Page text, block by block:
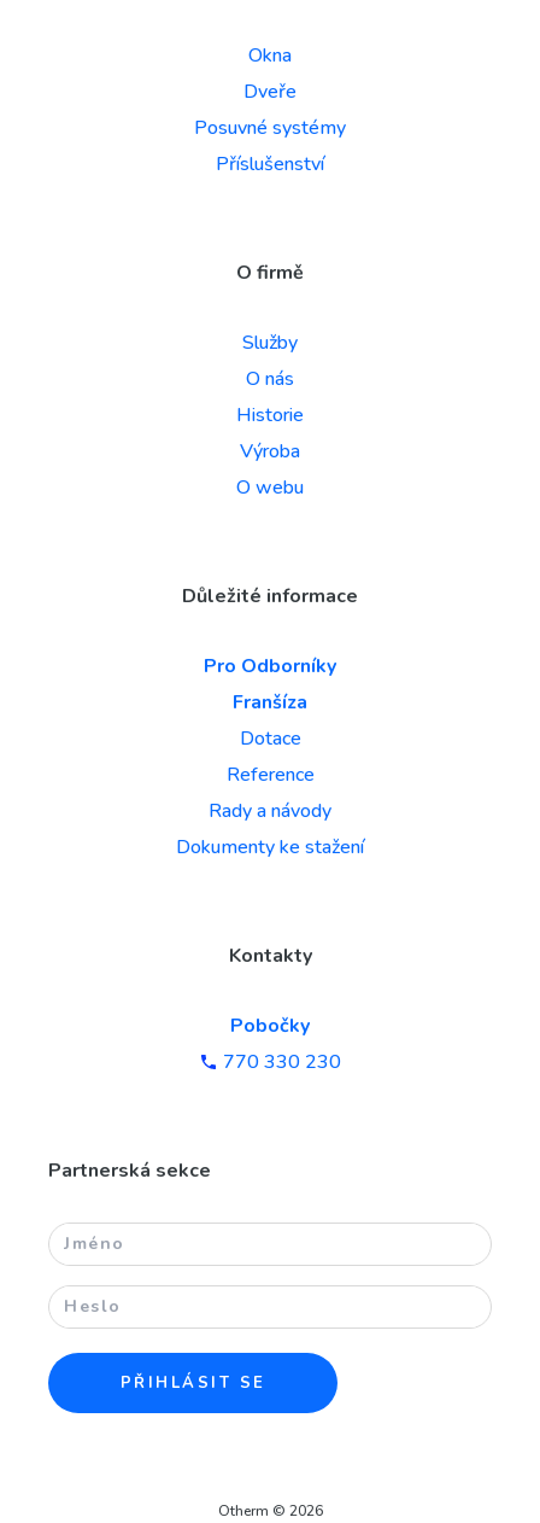
Okna
Dveře
Posuvné systémy
Příslušenství
O firmě
Služby
O nás
Historie
Výroba
O webu
Důležité informace
Pro Odborníky
Franšíza
Dotace
Reference
Rady a návody
Dokumenty ke stažení
Kontakty
Pobočky
770 330 230
Partnerská sekce
PŘIHLÁSIT SE
Otherm © 2026